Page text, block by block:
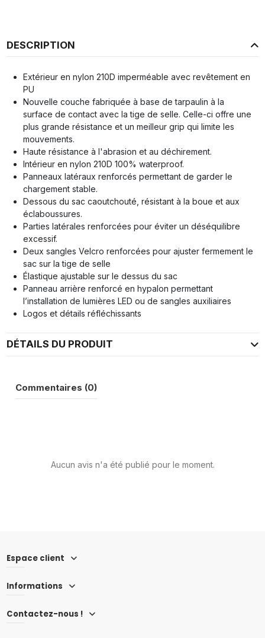
DESCRIPTION
Extérieur en nylon 210D imperméable avec revêtement en
PU
Nouvelle couche fabriquée à base de tarpaulin à la
surface de contact avec la tige de selle. Celle-ci offre une
plus grande résistance et un meilleur grip qui limite les
mouvements.
Haute résistance à l'abrasion et au déchirement.
Intérieur en nylon 210D 100% waterproof.
Panneaux latéraux renforcés permettant de garder le
chargement stable.
Dessous du sac caoutchouté, résistant à la boue et aux
éclaboussures.
Parties latérales renforcées pour éviter un déséquilibre
excessif.
Deux sangles Velcro renforcées pour ajuster fermement le
sac sur la tige de selle
Élastique ajustable sur le dessus du sac
Panneau arrière renforcé en hypalon permettant
l’installation de lumières LED ou de sangles auxiliaires
Logos et détails réfléchissants
DÉTAILS DU PRODUIT
Commentaires (0)
Aucun avis n'a été publié pour le moment.
Espace client
Informations
Contactez-nous !